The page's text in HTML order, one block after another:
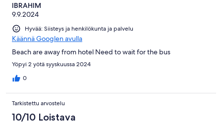
IBRAHIM
9.9.2024
Hyvää: Siisteys ja henkilökunta ja palvelu
Käännä Googlen avulla
Beach are away from hotel Need to wait for the bus
Yöpyi 2 yötä syyskuussa 2024
0
Tarkistettu arvostelu
10/10 Loistava